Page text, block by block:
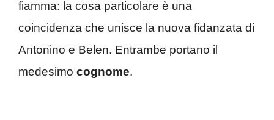
fiamma: la cosa particolare è una
coincidenza che unisce la nuova fidanzata di
Antonino e Belen. Entrambe portano il
medesimo cognome.